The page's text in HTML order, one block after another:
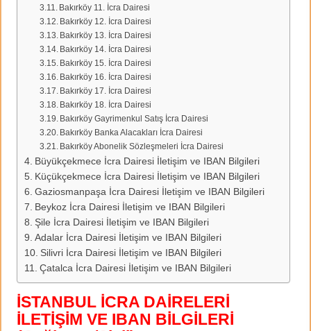
Bakırköy 11. İcra Dairesi
Bakırköy 12. İcra Dairesi
Bakırköy 13. İcra Dairesi
Bakırköy 14. İcra Dairesi
Bakırköy 15. İcra Dairesi
Bakırköy 16. İcra Dairesi
Bakırköy 17. İcra Dairesi
Bakırköy 18. İcra Dairesi
Bakırköy Gayrimenkul Satış İcra Dairesi
Bakırköy Banka Alacakları İcra Dairesi
Bakırköy Abonelik Sözleşmeleri İcra Dairesi
Büyükçekmece İcra Dairesi İletişim ve IBAN Bilgileri
Küçükçekmece İcra Dairesi İletişim ve IBAN Bilgileri
Gaziosmanpaşa İcra Dairesi İletişim ve IBAN Bilgileri
Beykoz İcra Dairesi İletişim ve IBAN Bilgileri
Şile İcra Dairesi İletişim ve IBAN Bilgileri
Adalar İcra Dairesi İletişim ve IBAN Bilgileri
Silivri İcra Dairesi İletişim ve IBAN Bilgileri
Çatalca İcra Dairesi İletişim ve IBAN Bilgileri
İSTANBUL İCRA DAİRELERİ
İLETİŞİM VE IBAN BİLGİLERİ